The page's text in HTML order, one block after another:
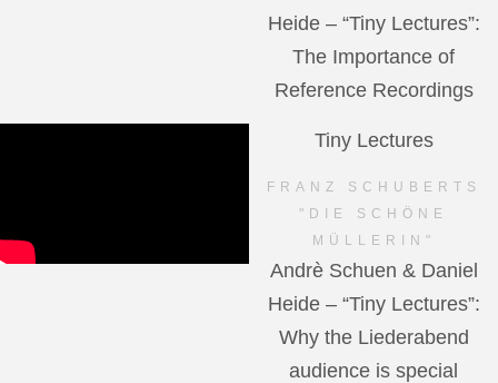
Heide – “Tiny Lectures”:
The Importance of
Reference Recordings
Tiny Lectures
FRANZ SCHUBERTS
"DIE SCHÖNE
MÜLLERIN"
Andrè Schuen & Daniel
Heide – “Tiny Lectures”:
Why the Liederabend
audience is special